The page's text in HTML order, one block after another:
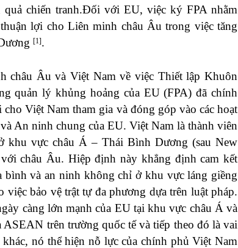
chiến tranh.Đối với EU, việc ký FPA nhằm
lợi cho Liên minh châu Âu trong việc tăng
[1] .
châu Âu và Việt Nam về việc Thiết lập Khuôn
quản lý khủng hoảng của EU (FPA) đã chính
Việt Nam tham gia và đóng góp vào các hoạt
An ninh chung của EU. Việt Nam là thành viên
khu vực châu Á – Thái Bình Dương (sau New
châu Âu. Hiệp định này khẳng định cam kết
và an ninh không chỉ ở khu vực láng giềng
bảo vệ trật tự đa phương dựa trên luật pháp.
càng lớn mạnh của EU tại khu vực châu Á và
trên trường quốc tế và tiếp theo đó là vai
nó thể hiện nỗ lực của chính phủ Việt Nam